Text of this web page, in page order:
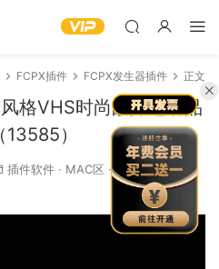
FCPX插件 FCPX发生器插件 正文
格VHS时尚故障运动品
）
插件软件 · MAC区 ·必下推荐